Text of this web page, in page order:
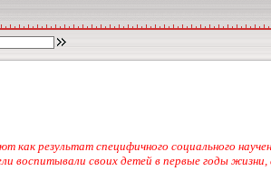
как результат специфичного социального
воспитывали своих детей в первые годы